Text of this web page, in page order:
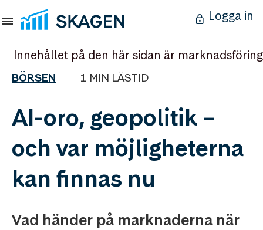
Logga in
Innehållet på den här sidan är marknadsföring
BÖRSEN 1 MIN LÄSTID
AI-oro, geopolitik –
och var möjligheterna
kan finnas nu
Vad händer på marknaderna när